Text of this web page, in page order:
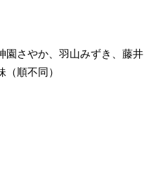
園さやか、羽山みずき、藤井
順不同）